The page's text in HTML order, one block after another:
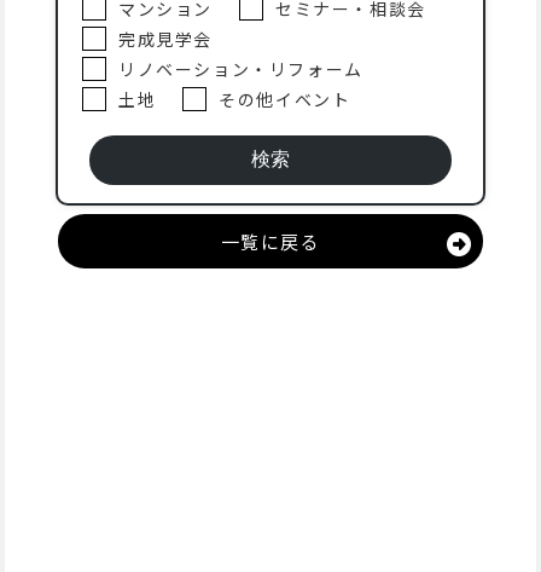
マンション
セミナー・相談会
完成見学会
リノベーション・リフォーム
土地
その他イベント
一覧に戻る